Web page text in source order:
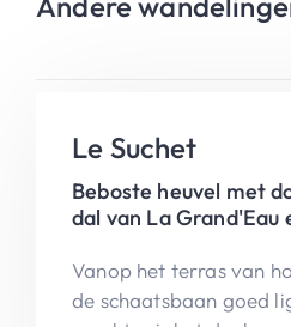
Le Suchet
Beboste heuvel met
dal van La Grand'Eau
Vanop het terras van
de schaatsbaan goed